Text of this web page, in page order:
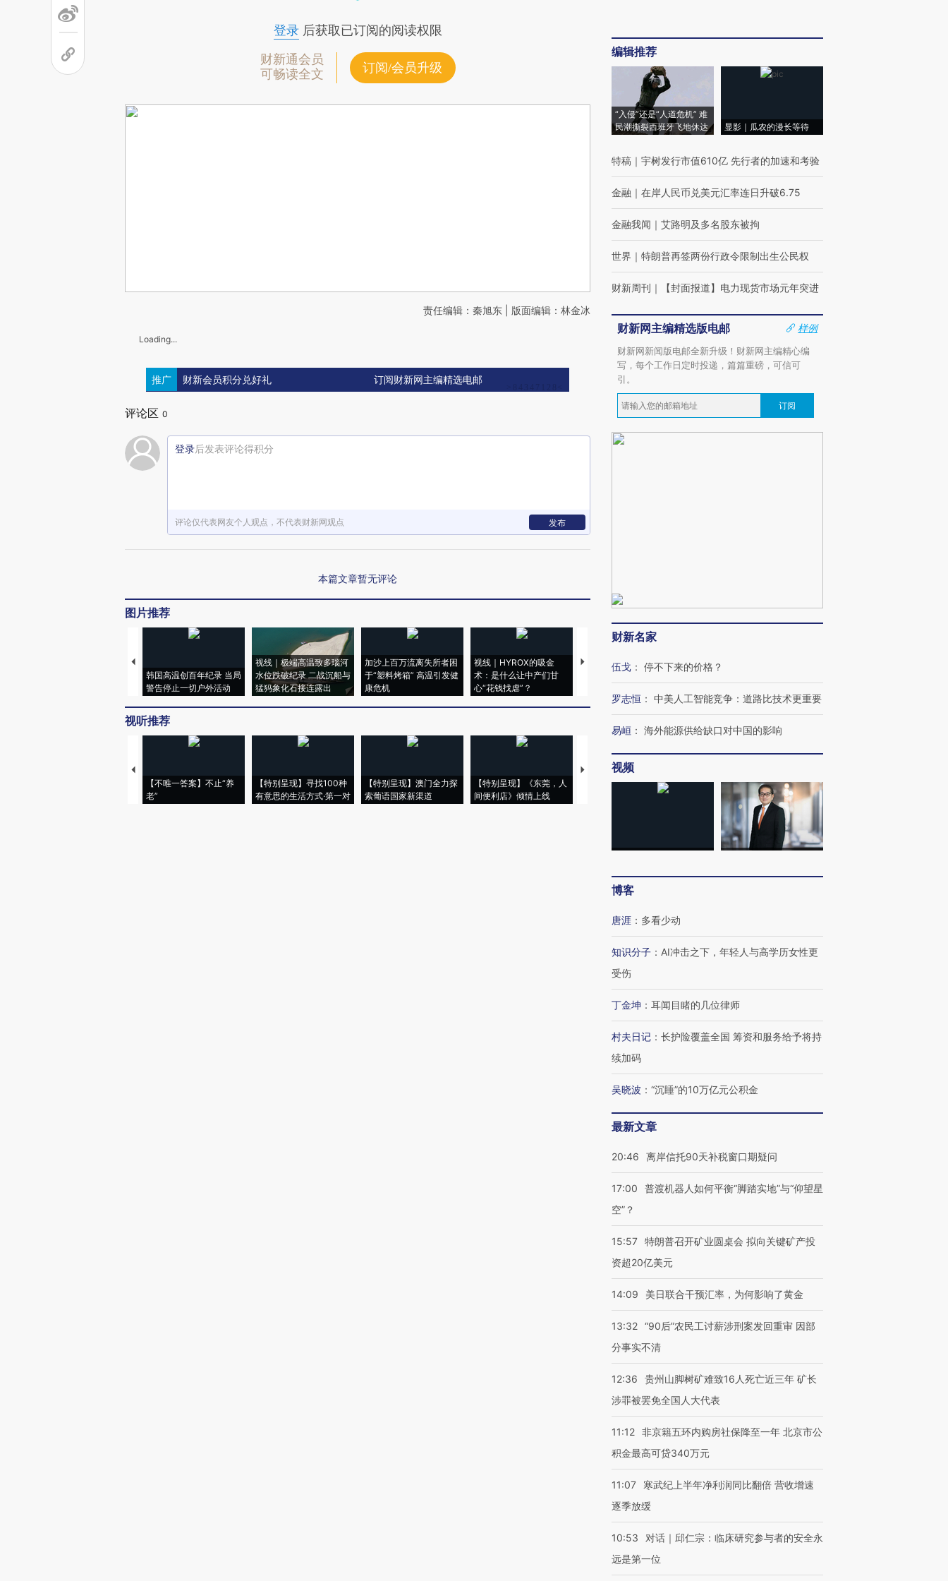
登录后获取已订阅的阅读权限
财新通会员
可畅读全文
订阅/会员升级
责任编辑：秦旭东 | 版面编辑：林金冰
Loading...
推广 财新会员积分兑好礼 订阅财新网主编精选电邮
评论区 0
登录后发表评论得积分
评论仅代表网友个人观点，不代表财新网观点 发布
本篇文章暂无评论
图片推荐
韩国高温创百年纪录 当局
警告停止一切户外活动
视线｜极端高温致多瑙河
水位跌破纪录 二战沉船与
猛犸象化石接连露出
加沙上百万流离失所者困
于“塑料烤箱” 高温引发健
康危机
视线｜HYROX的吸金
术：是什么让中产们甘
心“花钱找虐”？
马航飞行员跨国走私7万
粒摇头丸 尿检体内含3种
视线｜被称为“蟑螂”的印
度Z世代 用街头抗争将教
视听推荐
【不唯一答案】不止“养
老”
【特别呈现】寻找100种
有意思的生活方式·第一对
【特别呈现】澳门全力探
索葡语国家新渠道
【特别呈现】《东莞，人
间便利店》倾情上线
【推广】走进第四届链博
会，让数智科技“链”接产
【特别呈现】寻找100种
有意思的生活方式·第三对
CFO：不靠规模取胜，华
住三大增长引擎是什么？
编辑推荐
“入侵”还是“人道危机” 难
民潮撕裂西班牙飞地休达
显影｜瓜农的漫长等待
特稿 ｜ 宇树发行市值610亿 先行者的加速和考验
金融 ｜ 在岸人民币兑美元汇率连日升破6.75
金融我闻 ｜ 艾路明及多名股东被拘
世界 ｜ 特朗普再签两份行政令限制出生公民权
财新周刊 ｜ 【封面报道】电力现货市场元年突进
财新网主编精选版电邮
样例
财新网新闻版电邮全新升级！财新网主编精心编
写，每个工作日定时投递，篇篇重磅，可信可
引。
订阅
财新名家
伍戈 ： 停不下来的价格？
罗志恒 ： 中美人工智能竞争：道路比技术更重要
易峘 ： 海外能源供给缺口对中国的影响
视频
博客
唐涯 ： 多看少动
知识分子 ： AI冲击之下，年轻人与高学历女性更
受伤
丁金坤 ： 耳闻目睹的几位律师
村夫日记 ： 长护险覆盖全国 筹资和服务给予将持
续加码
吴晓波 ： “沉睡”的10万亿元公积金
最新文章
20:46 离岸信托90天补税窗口期疑问
17:00
普渡机器人如何平衡“脚踏实地”与“仰望星
空”？
15:57 特朗普召开矿业圆桌会 拟向关键矿产投
资超20亿美元
14:09 美日联合干预汇率，为何影响了黄金
13:32 “90后”农民工讨薪涉刑案发回重审 因部
分事实不清
12:36
贵州山脚树矿难致16人死亡近三年 矿长
涉罪被罢免全国人大代表
11:12 非京籍五环内购房社保降至一年 北京市公
积金最高可贷340万元
11:07
寒武纪上半年净利润同比翻倍 营收增速
逐季放缓
10:53
对话｜邱仁宗：临床研究参与者的安全永
远是第一位